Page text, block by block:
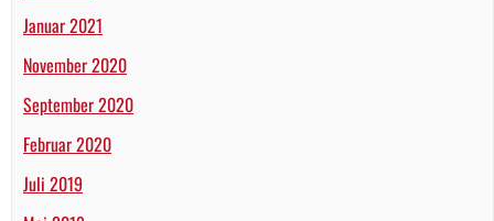
Januar 2021
November 2020
September 2020
Februar 2020
Juli 2019